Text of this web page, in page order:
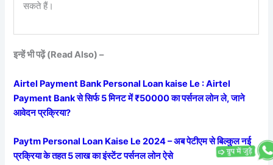
सकते हैं।
इन्हें भी पढ़ें (Read Also) –
Airtel Payment Bank Personal Loan kaise Le : Airtel
Payment Bank से सिर्फ 5 मिनट में ₹50000 का पर्सनल लोन ले, जाने
आवेदन प्रक्रिया?
Paytm Personal Loan Kaise Le 2024 – अब पेटीएम से बिल्कुल नई
प्रक्रिया के तहत 5 लाख का इंस्टेंट पर्सनल लोन ऐसे